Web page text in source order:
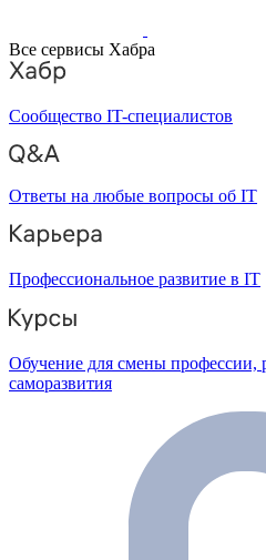
Все сервисы Хабра
Сообщество IT-специалистов
Ответы на любые вопросы об IT
Профессиональное развитие в IT
Обучение для смены профессии,
саморазвития